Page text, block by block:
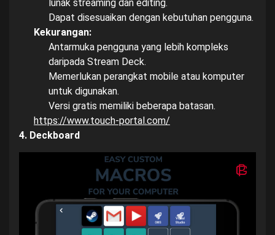
lunak streaming dan editing.
Dapat disesuaikan dengan kebutuhan pengguna.
Kekurangan:
Antarmuka pengguna yang lebih kompleks
daripada Stream Deck.
Memerlukan perangkat mobile atau komputer
untuk digunakan.
Versi gratis memiliki beberapa batasan.
https://www.touch-portal.com/
4. Deckboard